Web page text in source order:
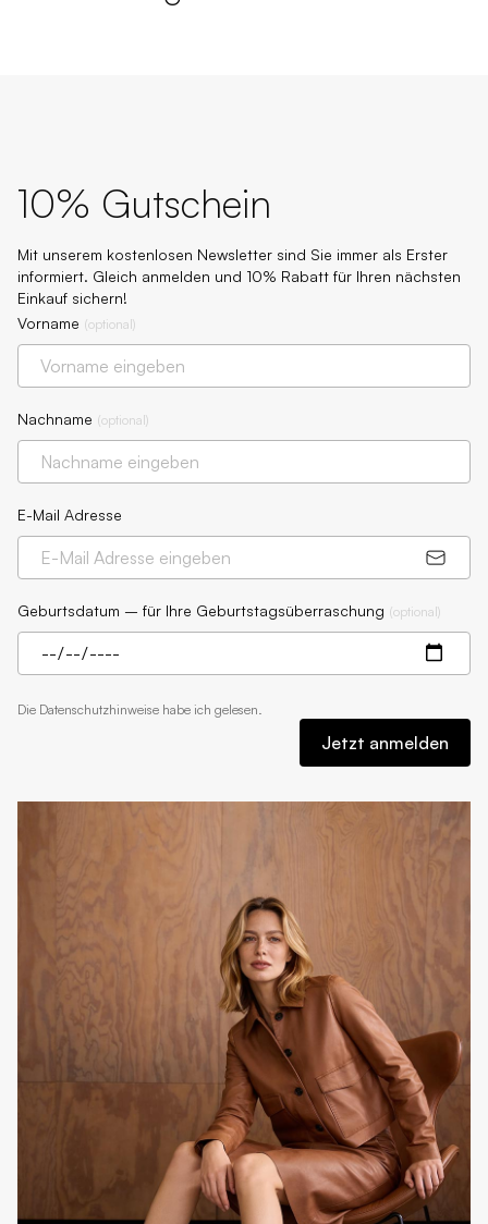
10% Gutschein
Mit unserem kostenlosen Newsletter sind Sie immer als Erster
informiert. Gleich anmelden und 10% Rabatt für Ihren nächsten
Einkauf sichern!
Vorname (optional)
Nachname (optional)
E-Mail Adresse
Geburtsdatum – für Ihre Geburtstagsüberraschung (optional)
Die Datenschutzhinweise habe ich gelesen.
Jetzt anmelden